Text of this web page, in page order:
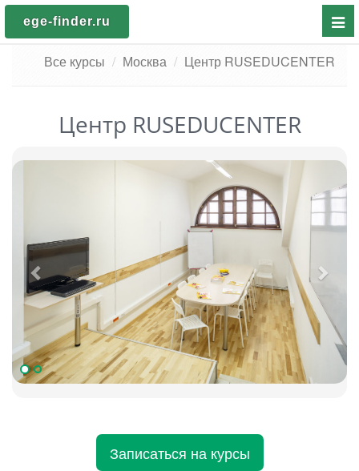
ege-finder.ru
Все курсы Москва Центр RUSEDUCENTER
Центр RUSEDUCENTER
Записаться на курсы